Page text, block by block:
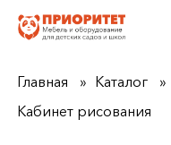
Главная Каталог
Кабинет рисования